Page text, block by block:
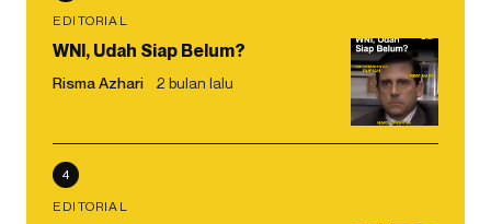
EDITORIAL
WNI, Udah Siap Belum?
Risma Azhari 2 bulan lalu
4
EDITORIAL